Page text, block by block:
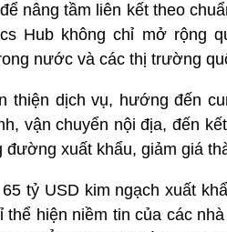
nâng tầm liên kết theo
Hub không chỉ mở rộng
nước và các thị trường
thiện dịch vụ, hướng đến
vận chuyển nội địa, đến
xuất khẩu, giảm giá
tỷ USD kim ngạch xuất
hiện niềm tin của các